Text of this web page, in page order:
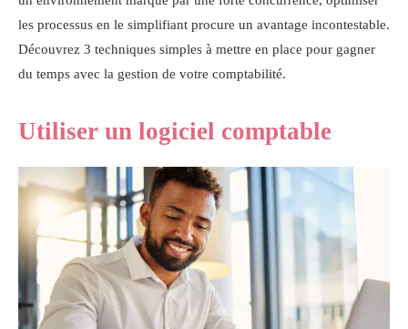
les processus en le simplifiant procure un avantage incontestable.
Découvrez 3 techniques simples à mettre en place pour gagner
du temps avec la gestion de votre comptabilité.
Utiliser un logiciel comptable